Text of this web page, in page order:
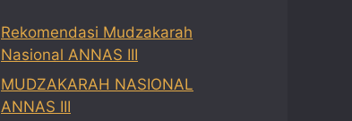
Rekomendasi Mudzakarah
Nasional ANNAS III
MUDZAKARAH NASIONAL
ANNAS III